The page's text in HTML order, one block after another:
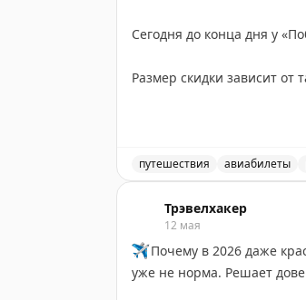
Сегодня до конца дня у
Размер скидки зависит от
Действует на перелёты с
Трэвелхакер
путешествия авиабилеты
Трэвелхакер
12 мая
✈️Почему в 2026 даже
уже не норма. Решает